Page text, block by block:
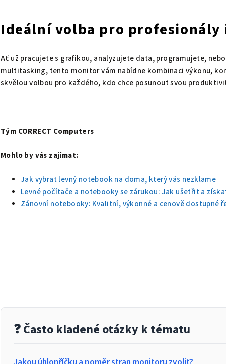
Ideální volba pro profesionály
Ať už pracujete s grafikou, analyzujete data, programujete,
multitasking, tento monitor vám nabídne kombinaci výkonu,
skvělou volbou pro každého, kdo chce posunout svou
Tým CORRECT Computers
Mohlo by vás zajímat:
Jak vybrat levný notebook na doma, který vás nezklame
Levné počítače a notebooky se zárukou: Jak ušetřit a
Zánovní notebooky: Kvalitní, výkonné a cenově dostupné
❓ Často kladené otázky k tématu